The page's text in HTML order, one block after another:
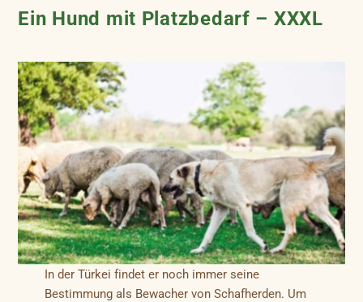
Ein Hund mit Platzbedarf – XXXL
In der Türkei findet er noch immer seine
Bestimmung als Bewacher von Schafherden. Um